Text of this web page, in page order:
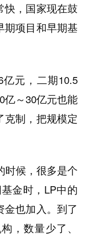
快，国家现在鼓
期项目和早期基
元，二期10.5
亿～30亿元也能
制，把规模定
时候，很多是个
金时，LP中的
也加入。到了
，数量少了、